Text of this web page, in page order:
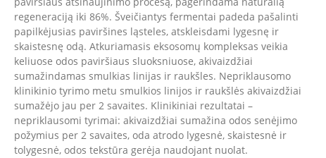
regeneraciją iki 86%. Šveičiantys fermentai padeda pašalinti
papilkėjusias paviršines ląsteles, atskleisdami lygesnę ir
skaistesnę odą. Atkuriamasis eksosomų kompleksas veikia
keliuose odos paviršiaus sluoksniuose, akivaizdžiai
sumažindamas smulkias linijas ir raukšles. Nepriklausomo
klinikinio tyrimo metu smulkios linijos ir raukšlės akivaizdžiai
sumažėjo jau per 2 savaites. Klinikiniai rezultatai –
nepriklausomi tyrimai: akivaizdžiai sumažina odos senėjimo
požymius per 2 savaites, oda atrodo lygesnė, skaistesnė ir
tolygesnė, odos tekstūra gerėja naudojant nuolat.